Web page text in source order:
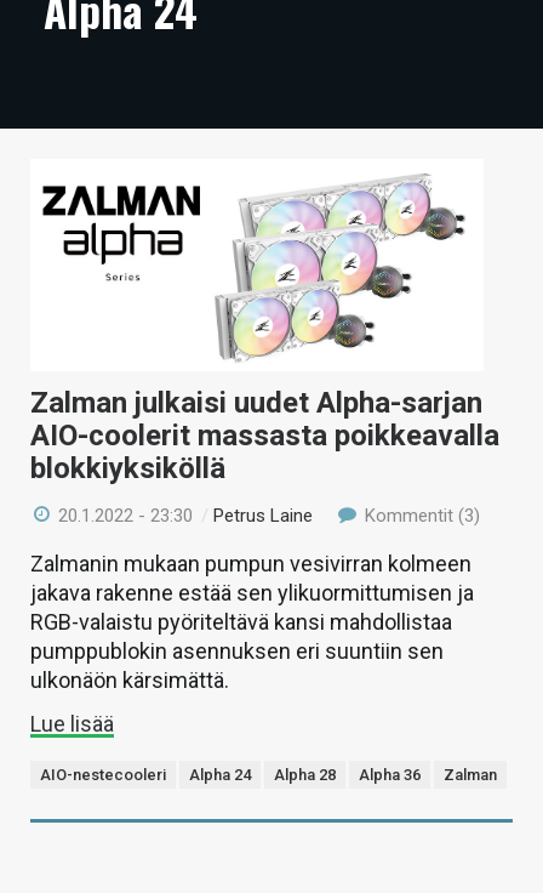
ARTIKKELIT
TECHBBS
TIETOA
HINTA.FI
HAKU
Zalman julkaisi uudet Alpha-sarjan
AIO-coolerit massasta poikkeavalla
blokkiyksiköllä
20.1.2022 - 23:30 /Petrus Laine Kommentit (3)
Zalmanin mukaan pumpun vesivirran kolmeen
jakava rakenne estää sen ylikuormittumisen ja
RGB-valaistu pyöriteltävä kansi mahdollistaa
pumppublokin asennuksen eri suuntiin sen
ulkonäön kärsimättä.
Lue lisää
AIO-nestecooleri Alpha 24 Alpha 28 Alpha 36 Zalman